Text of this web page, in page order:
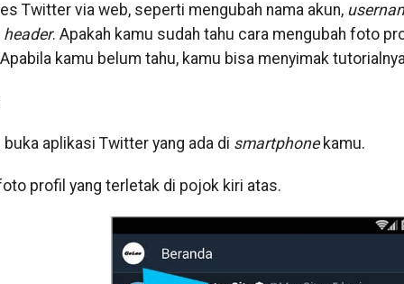
Twitter via web, seperti mengubah nama akun,
header. Apakah kamu sudah tahu cara mengubah foto
kamu belum tahu, kamu bisa menyimak
buka aplikasi Twitter yang ada di smartphonekamu.
profil yang terletak di pojok kiri atas.